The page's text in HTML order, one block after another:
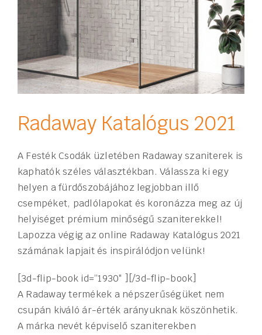
Radaway Katalógus 2021
A Festék Csodák üzletében Radaway szaniterek is
kaphatók széles választékban. Válassza ki egy
helyen a fürdőszobájához legjobban illő
csempéket, padlólapokat és koronázza meg az új
helyiséget prémium minőségű szaniterekkel!
Lapozza végig az online Radaway Katalógus 2021
számának lapjait és inspirálódjon velünk!
[3d-flip-book id=”1930″ ][/3d-flip-book]
A Radaway termékek a népszerűségüket nem
csupán kiváló ár-érték arányuknak köszönhetik.
A márka nevét képviselő szaniterekben